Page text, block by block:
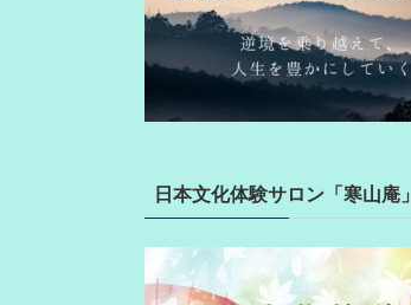
日本文化体験サロン「寒山庵」